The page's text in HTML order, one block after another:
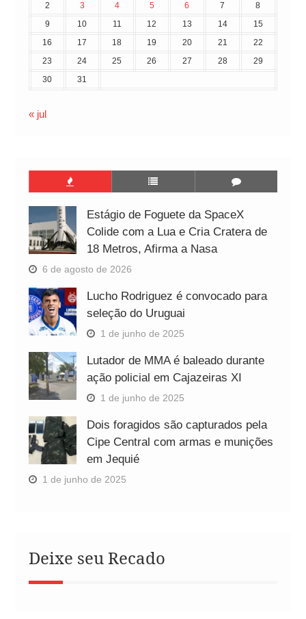
2
3 4 5 6 7
8
9
10 11 12 13 14
15
16
17 18 19 20 21
22
23
24 25 26 27 28
29
30
31
« jul
Estágio de Foguete da SpaceX
Colide com a Lua e Cria Cratera de
18 Metros, Afirma a Nasa
6 de agosto de 2026
Lucho Rodriguez é convocado para
seleção do Uruguai
1 de junho de 2025
Lutador de MMA é baleado durante
ação policial em Cajazeiras XI
1 de junho de 2025
Dois foragidos são capturados pela
Cipe Central com armas e munições
em Jequié
1 de junho de 2025
Deixe seu Recado